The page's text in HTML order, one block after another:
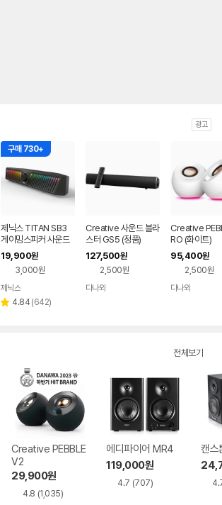
광고
구매 730+
제닉스 TITAN SB3
게이밍스피커 사운드
바 컴퓨터스피커
19,900원
3,000원
페이
제닉스
별 4.84 리
(642)
Creative 사운드 블라
스터 GS5 (정품)
127,500원
2,500원
다나와
Creative
RO (화이트)
95,400원
2,500원
다나와
전체보기
Creative PEBBLE
V2
29,900원
4.8 (1,035)
에디파이어 MR4
119,000원
4.7 (707)
캔스